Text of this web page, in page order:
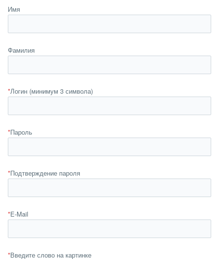
Имя
Фамилия
*Логин (минимум 3 символа)
*Пароль
*Подтверждение пароля
*E-Mail
*Введите слово на картинке